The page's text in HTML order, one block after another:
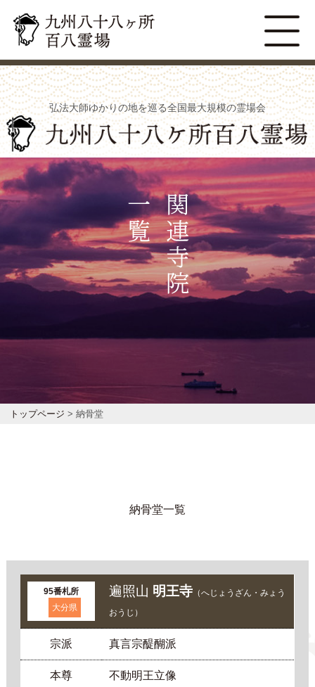
弘法大師ゆかりの地を巡る全国最大規模の霊場会
トップページ > 納骨堂
納骨堂一覧
95番札所
大分県
遍照山 明王寺（へじょうざん・みょう
おうじ）
宗派 真言宗醍醐派
本尊 不動明王立像